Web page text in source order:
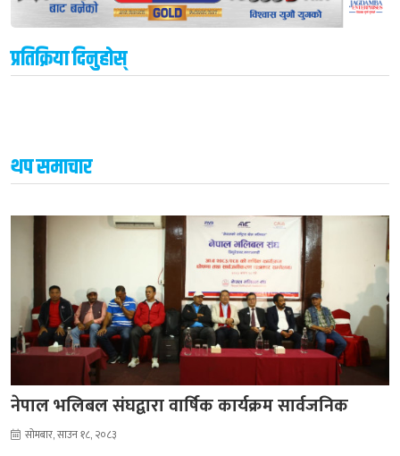
प्रतिक्रिया दिनुहोस्
थप समाचार
नेपाल भलिबल संघद्वारा वार्षिक कार्यक्रम सार्वजनिक
सोमबार, साउन १८, २०८३